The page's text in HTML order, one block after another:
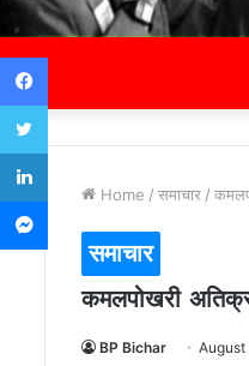
Home / समाचार /
समाचार
कमलपोखरी
BP Bichar August
Facebook
Twitter
LinkedIn
Messenger